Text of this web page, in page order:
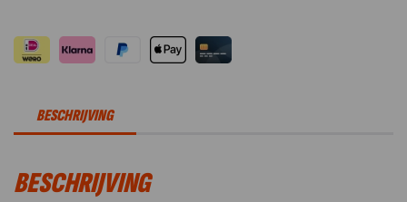
Family
Pack
BESCHRIJVING
BESCHRIJVING